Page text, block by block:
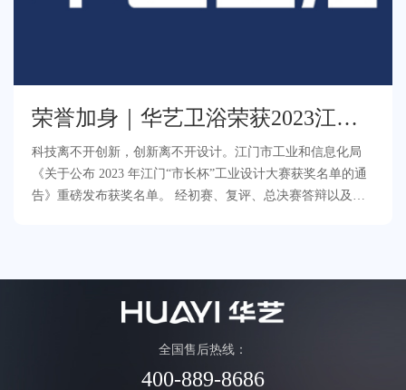
荣誉加身｜华艺卫浴荣获2023江
门“市长杯”金奖！
科技离不开创新，创新离不开设计。江门市工业和信息化局
《关于公布 2023 年江门“市长杯”工业设计大赛获奖名单的通
告》重磅发布获奖名单。 经初赛、复评、总决赛答辩以及公
全国售后热线：
400-889-8686